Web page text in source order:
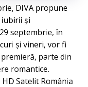
DIVA propune
și
septembrie, în
și vineri, vor fi
parte din
romantice.
Satelit România